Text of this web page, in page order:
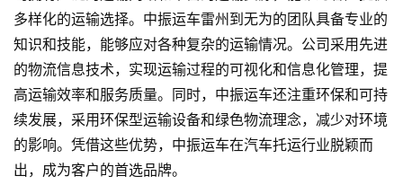
多样化的运输选择。中振运车雷州到无为的团队具备专业的
知识和技能，能够应对各种复杂的运输情况。公司采用先进
的物流信息技术，实现运输过程的可视化和信息化管理，提
高运输效率和服务质量。同时，中振运车还注重环保和可持
续发展，采用环保型运输设备和绿色物流理念，减少对环境
的影响。凭借这些优势，中振运车在汽车托运行业脱颖而
出，成为客户的首选品牌。